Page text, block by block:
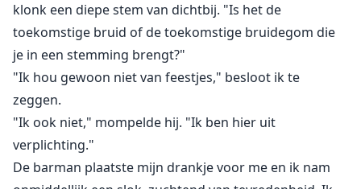
klonk een diepe stem van dichtbij. "Is het de
toekomstige bruid of de toekomstige bruidegom die
je in een stemming brengt?"
"Ik hou gewoon niet van feestjes," besloot ik te
zeggen.
"Ik ook niet," mompelde hij. "Ik ben hier uit
verplichting."
De barman plaatste mijn drankje voor me en ik nam